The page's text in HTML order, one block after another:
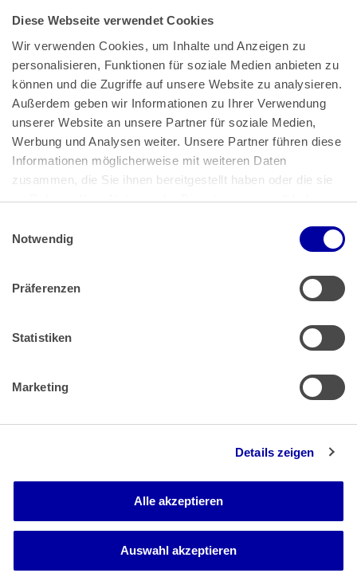
Diese Webseite verwendet Cookies
Wir verwenden Cookies, um Inhalte und Anzeigen zu
personalisieren, Funktionen für soziale Medien anbieten zu
können und die Zugriffe auf unsere Website zu analysieren.
Außerdem geben wir Informationen zu Ihrer Verwendung
unserer Website an unsere Partner für soziale Medien,
Werbung und Analysen weiter. Unsere Partner führen diese
Informationen möglicherweise mit weiteren Daten
zusammen, die Sie ihnen bereitgestellt haben oder die sie
im Rahmen Ihrer Nutzung der Dienste gesammelt haben.
Impressum
Notwendig
Präferenzen
Statistiken
Marketing
Details zeigen
Alle akzeptieren
Auswahl akzeptieren
Bundeskanzlerplatz 2
53113 Bonn
Pressemitteilungen|AGB
Impressum|Datenschutz
Muster Widerrufsformular (PDF)
Barrierefreiheit